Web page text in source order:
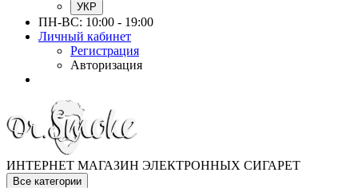
УКР
ПН-ВС: 10:00 - 19:00
Личный кабинет
Регистрация
Авторизация
ИНТЕРНЕТ МАГАЗИН ЭЛЕКТРОННЫХ СИГАРЕТ
Все категории